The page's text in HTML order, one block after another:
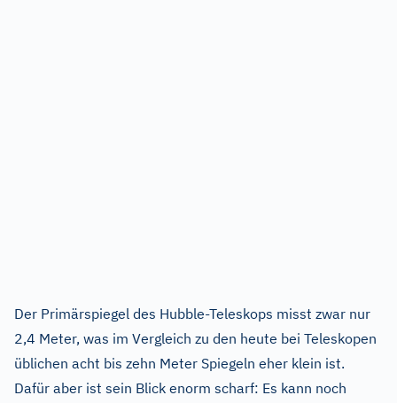
Der Primärspiegel des Hubble-Teleskops misst zwar nur
2,4 Meter, was im Vergleich zu den heute bei Teleskopen
üblichen acht bis zehn Meter Spiegeln eher klein ist.
Dafür aber ist sein Blick enorm scharf: Es kann noch